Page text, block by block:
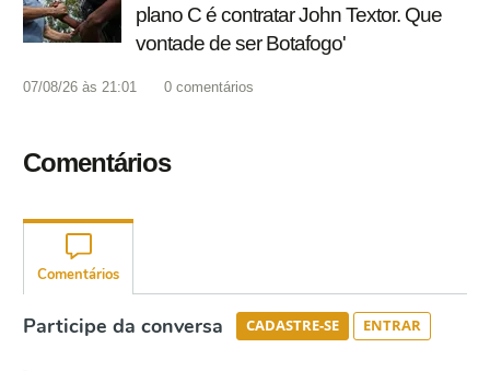
plano C é contratar John Textor. Que
vontade de ser Botafogo'
07/08/26 às 21:01 0 comentários
Comentários